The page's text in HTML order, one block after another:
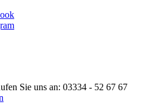
Sie uns an: 03334 - 52 67 67